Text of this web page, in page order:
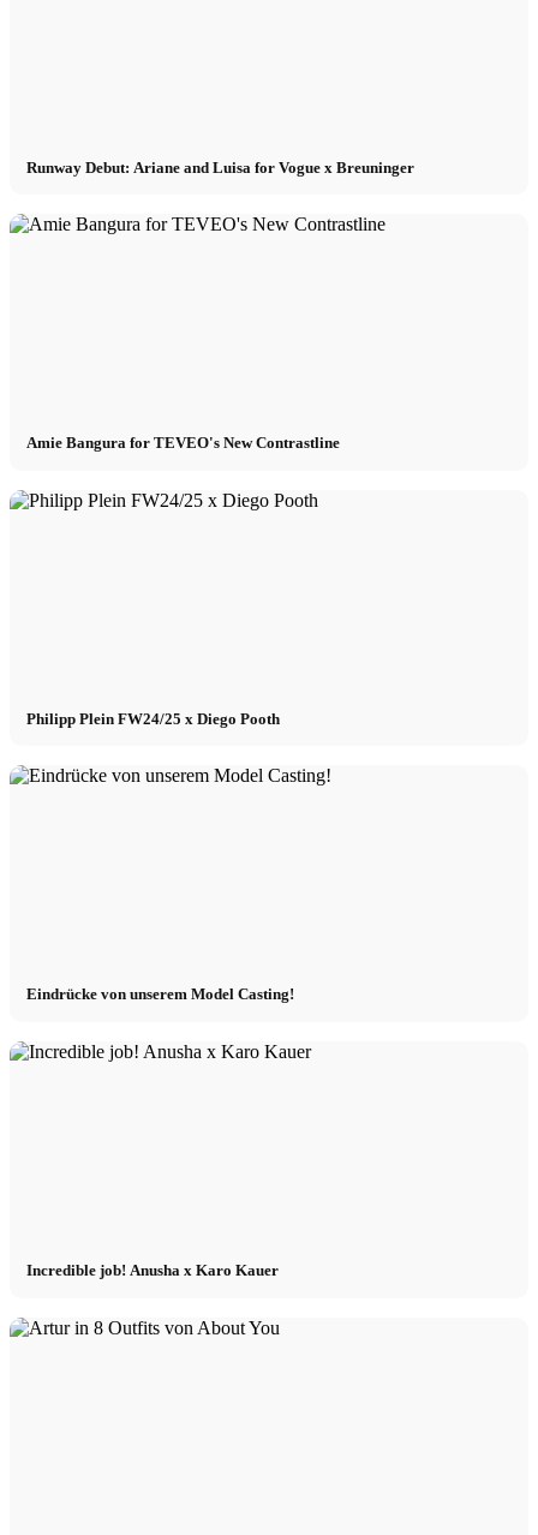
Runway Debut: Ariane and Luisa for Vogue x Breuninger
Amie Bangura for TEVEO's New Contrastline
Philipp Plein FW24/25 x Diego Pooth
Eindrücke von unserem Model Casting!
Incredible job! Anusha x Karo Kauer